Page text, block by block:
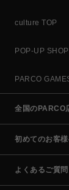
culture TOP
POP-UP
PARCO
全国のPARCO
初めてのお客
よくあるご質